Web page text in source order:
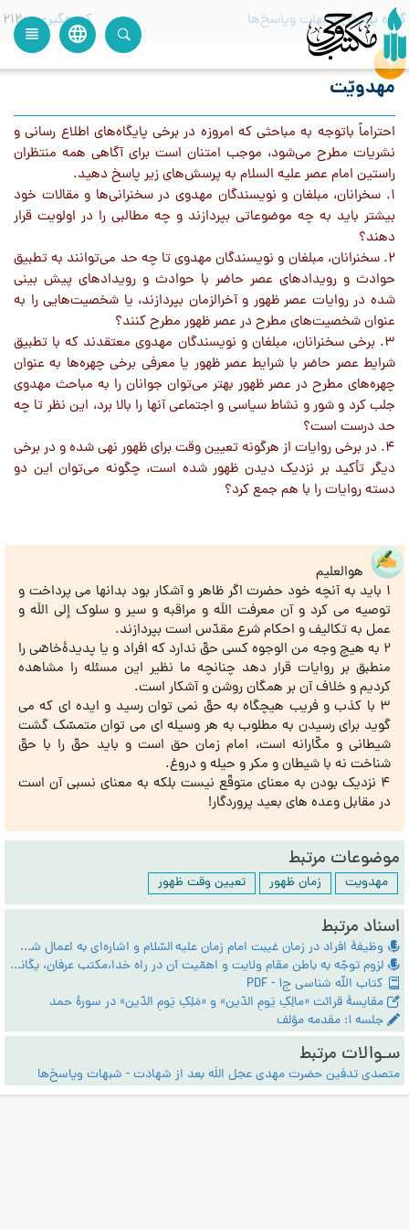
language
view_headline
گروه پرسش شبهات وپاسخ‌ها کدرهگیری 2120
مهدویّت
احتراماً باتوجه به مباحثي كه امروزه در برخي پايگاه‌هاي اطلاع رساني و
نشريات مطرح مي‌شود، موجب امتنان است براي آگاهي همه منتظران
راستين امام عصر عليه السلام به پرسش‌هاي زير پاسخ دهيد.
1. سخرانان، مبلغان و نويسندگان مهدوي در سخنراني‌ها و مقالات خود
بيشتر بايد به چه موضوعاتي بپردازند و چه مطالبي را در اولويت قرار
دهند؟
2. سخنرانان، مبلغان و نويسندگان مهدوي تا چه حد مي‌توانند به تطبيق
حوادث و رويدادهاي عصر حاضر با حوادث و رويدادهاي پيش بيني
شده در روايات عصر ظهور و آخرالزمان بپردازند، يا شخصيت‌هايي را به
عنوان شخصيت‌هاي مطرح در عصر ظهور مطرح كنند؟
3. برخي سخنرانان، مبلغان و نويسندگان مهدوي معتقدند كه با تطبيق
شرايط عصر حاضر با شرايط عصر ظهور يا معرفي برخي چهره‌ها به عنوان
چهره‌هاي مطرح در عصر ظهور بهتر مي‌توان جوانان را به مباحث مهدوي
جلب كرد و شور و نشاط سياسي و اجتماعي آنها را بالا برد، اين نظر تا چه
حد درست است؟
4. در برخي روايات از هرگونه تعيين وقت براي ظهور نهي شده و در برخي
ديگر تأكيد بر نزديك ديدن ظهور شده است، چگونه مي‌توان اين دو
دسته روايات را با هم جمع كرد؟
هوالعلیم
1 باید به آنچه خود حضرت اگر ظاهر و آشکار بود بدانها می پرداخت و
توصیه می کرد و آن معرفت اللَه و مراقبه و سیر و سلوک إلی اللَه و
عمل به تکالیف و احکام شرع مقدّس است بپردازند.
2 به هیچ وجه من الوجوه کسی حقّ ندارد که افراد و یا پدیدۀخاصّی را
منطبق بر روایات قرار دهد چنانچه ما نظیر این مسئله را مشاهده
کردیم و خلاف آن بر همگان روشن و آشکار است.
3 با کذب و فریب هیچگاه به حقّ نمی توان رسید و ایده ای که می
گوید برای رسیدن به مطلوب به هر وسیله ای می توان متمسّک گشت
شیطانی و مکّارانه است، امام زمان حق است و باید حقّ را با حقّ
شناخت نه با شیطان و مکر و حیله و دروغ.
4 نزدیک بودن به معنای متوقّع نیست بلکه به معنای نسبی آن است
در مقابل وعده های بعید پروردگار!
موضوعات مرتبط
مهدویت زمان ظهور تعیین وقت ظهور
اسناد مرتبط
وظیفۀ افراد در زمان غیبت امام زمان علیه السّلام و اشاره‌ای به اعمال شب نیمۀ شعبان
لزوم توجّه به باطن مقام ولایت و اهمّیت آن در راه خدا،مکتب عرفان، یگانه‌راه شناخت حقیقت ولایت
کتاب الله شناسی ج1 - PDF
مقایسۀ قرائت «مالِکِ یَومِ الدّین» و «مَلِکِ یَومِ الدّین» در سورۀ حمد
جلسه ۱: مقدمه مؤلف
سـوالات مرتبط
متصدی تدفین حضرت مهدی عجل اللَه بعد از شهادت - شبهات وپاسخ‌ها